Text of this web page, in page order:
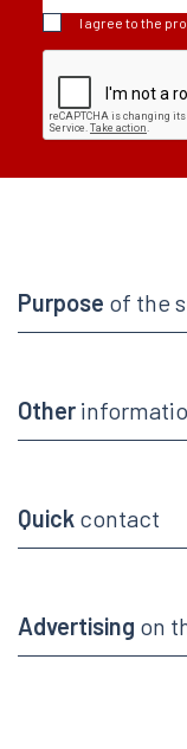
I agree to the
Purpose of the
Other
Quick contact
Advertising on